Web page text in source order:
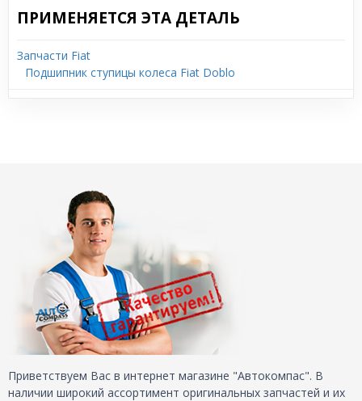
ПРИМЕНЯЕТСЯ ЭТА ДЕТАЛЬ
Запчасти Fiat
Подшипник ступицы колеса Fiat Doblo
Приветствуем Вас в интернет магазине "Автокомпас". В
наличии широкий ассортимент оригинальных запчастей и их